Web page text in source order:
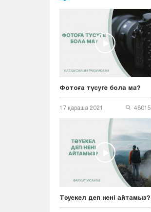
Фотоға түсуге бола ма?
17 қараша 2021 48015
Тәуекел деп нені айтамыз?